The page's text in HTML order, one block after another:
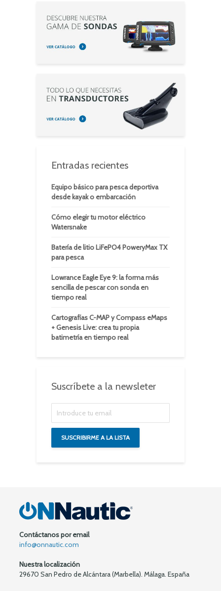
Entradas recientes
Equipo básico para pesca deportiva
desde kayak o embarcación
Cómo elegir tu motor eléctrico
Watersnake
Batería de litio LiFePO4 PoweryMax TX
para pesca
Lowrance Eagle Eye 9: la forma más
sencilla de pescar con sonda en
tiempo real
Cartografías C-MAP y Compass eMaps
+ Genesis Live: crea tu propia
batimetría en tiempo real
Suscríbete a la newsleter
Contáctanos por email
info@onnautic.com
Nuestra localización
29670 San Pedro de Alcántara (Marbella). Málaga. España